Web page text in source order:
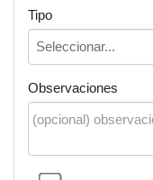
Tipo
Observaciones